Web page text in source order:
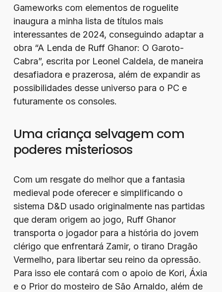
Gameworks com elementos de roguelite
inaugura a minha lista de títulos mais
interessantes de 2024, conseguindo adaptar a
obra “A Lenda de Ruff Ghanor: O Garoto-
Cabra”, escrita por Leonel Caldela, de maneira
desafiadora e prazerosa, além de expandir as
possibilidades desse universo para o PC e
futuramente os consoles.
Uma criança selvagem com
poderes misteriosos
Com um resgate do melhor que a fantasia
medieval pode oferecer e simplificando o
sistema D&D usado originalmente nas partidas
que deram origem ao jogo, Ruff Ghanor
transporta o jogador para a história do jovem
clérigo que enfrentará Zamir, o tirano Dragão
Vermelho, para libertar seu reino da opressão.
Para isso ele contará com o apoio de Kori, Áxia
e o Prior do mosteiro de São Arnaldo, além de